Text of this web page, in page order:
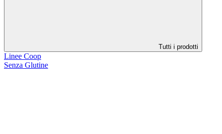
Tutti i prodotti
Linee Coop
Senza Glutine